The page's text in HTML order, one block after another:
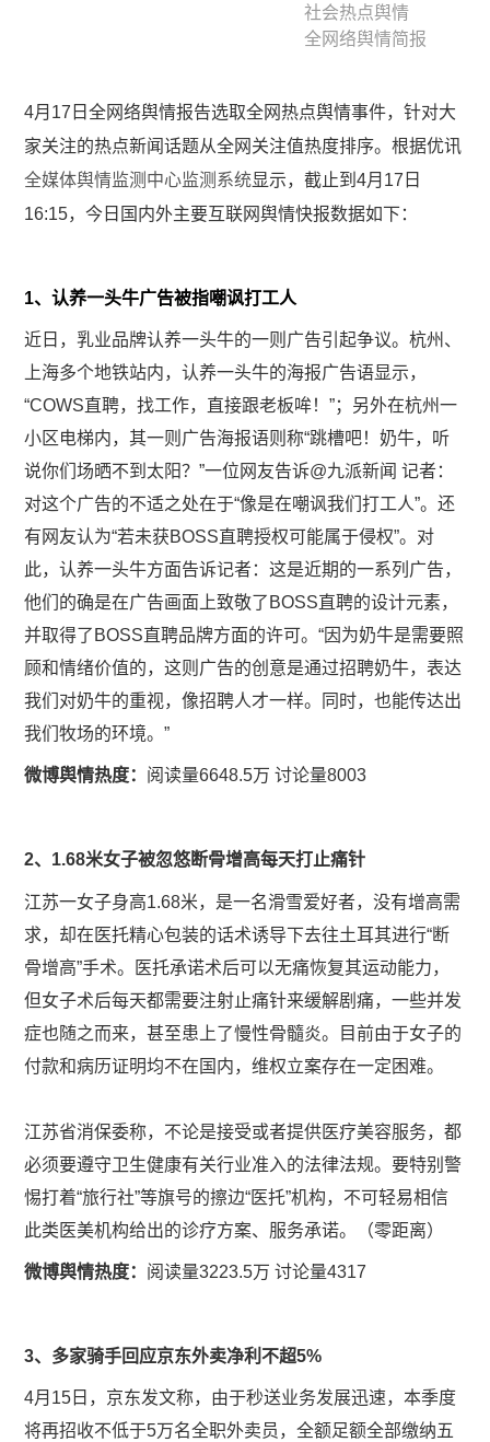
社会热点舆情
全网络舆情简报
4月17日全网络舆情报告选取全网热点舆情事件，针对大
家关注的热点新闻话题从全网关注值热度排序。根据优讯
全媒体舆情监测中心监测系统显示，截止到4月17日
16:15，今日国内外主要互联网舆情快报数据如下：
1、认养一头牛广告被指嘲讽打工人
近日，乳业品牌认养一头牛的一则广告引起争议。杭州、
上海多个地铁站内，认养一头牛的海报广告语显示，
“COWS直聘，找工作，直接跟老板哞！”；另外在杭州一
小区电梯内，其一则广告海报语则称“跳槽吧！奶牛，听
说你们场晒不到太阳？”一位网友告诉@九派新闻 记者：
对这个广告的不适之处在于“像是在嘲讽我们打工人”。还
有网友认为“若未获BOSS直聘授权可能属于侵权”。对
此，认养一头牛方面告诉记者：这是近期的一系列广告，
他们的确是在广告画面上致敬了BOSS直聘的设计元素，
并取得了BOSS直聘品牌方面的许可。“因为奶牛是需要照
顾和情绪价值的，这则广告的创意是通过招聘奶牛，表达
我们对奶牛的重视，像招聘人才一样。同时，也能传达出
我们牧场的环境。”
微博舆情热度： 阅读量6648.5万 讨论量8003
2、1.68米女子被忽悠断骨增高每天打止痛针
江苏一女子身高1.68米，是一名滑雪爱好者，没有增高需
求，却在医托精心包装的话术诱导下去往土耳其进行“断
骨增高”手术。医托承诺术后可以无痛恢复其运动能力，
但女子术后每天都需要注射止痛针来缓解剧痛，一些并发
症也随之而来，甚至患上了慢性骨髓炎。目前由于女子的
付款和病历证明均不在国内，维权立案存在一定困难。
江苏省消保委称，不论是接受或者提供医疗美容服务，都
必须要遵守卫生健康有关行业准入的法律法规。要特别警
惕打着“旅行社”等旗号的擦边“医托”机构，不可轻易相信
此类医美机构给出的诊疗方案、服务承诺。（零距离）
微博舆情热度： 阅读量3223.5万 讨论量4317
3、多家骑手回应京东外卖净利不超5%
4月15日，京东发文称，由于秒送业务发展迅速，本季度
将再招收不低于5万名全职外卖员，全额足额全部缴纳五